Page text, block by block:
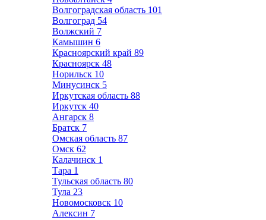
Волгоградская область 101
Волгоград 54
Волжский 7
Камышин 6
Красноярский край 89
Красноярск 48
Норильск 10
Минусинск 5
Иркутская область 88
Иркутск 40
Ангарск 8
Братск 7
Омская область 87
Омск 62
Калачинск 1
Тара 1
Тульская область 80
Тула 23
Новомосковск 10
Алексин 7